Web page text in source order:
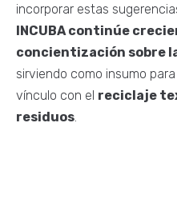
incorporar estas
INCUBA continúe
concientización sobre
sirviendo como insumo
vínculo con el reciclaje
residuos.